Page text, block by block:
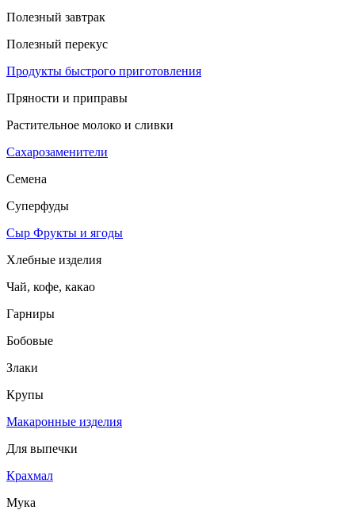
Полезный завтрак
Полезный перекус
Продукты быстрого приготовления
Пряности и приправы
Растительное молоко и сливки
Сахарозаменители
Семена
Суперфуды
Сыр Фрукты и ягоды
Хлебные изделия
Чай, кофе, какао
Гарниры
Бобовые
Злаки
Крупы
Макаронные изделия
Для выпечки
Крахмал
Мука